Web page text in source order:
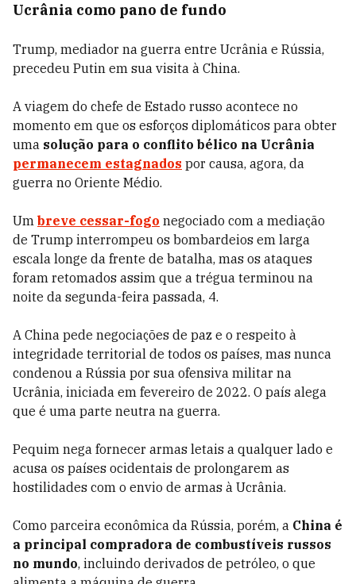
Ucrânia como pano de fundo
Trump, mediador na guerra entre Ucrânia e Rússia,
precedeu Putin em sua visita à China.
A viagem do chefe de Estado russo acontece no
momento em que os esforços diplomáticos para obter
uma solução para o conflito bélico na Ucrânia
permanecem estagnados por causa, agora, da
guerra no Oriente Médio.
Um breve cessar-fogo negociado com a mediação
de Trump interrompeu os bombardeios em larga
escala longe da frente de batalha, mas os ataques
foram retomados assim que a trégua terminou na
noite da segunda-feira passada, 4.
A China pede negociações de paz e o respeito à
integridade territorial de todos os países, mas nunca
condenou a Rússia por sua ofensiva militar na
Ucrânia, iniciada em fevereiro de 2022. O país alega
que é uma parte neutra na guerra.
Pequim nega fornecer armas letais a qualquer lado e
acusa os países ocidentais de prolongarem as
hostilidades com o envio de armas à Ucrânia.
Como parceira econômica da Rússia, porém, a China é
a principal compradora de combustíveis russos
no mundo, incluindo derivados de petróleo, o que